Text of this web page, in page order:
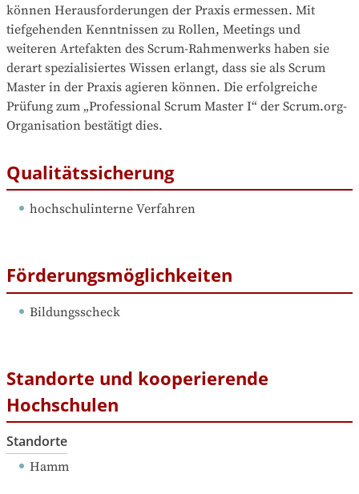
können Herausforderungen der Praxis ermessen. Mit
tiefgehenden Kenntnissen zu Rollen, Meetings und
weiteren Artefakten des Scrum-Rahmenwerks haben sie
derart spezialisiertes Wissen erlangt, dass sie als Scrum
Master in der Praxis agieren können. Die erfolgreiche
Prüfung zum „Professional Scrum Master I“ der Scrum.org-
Organisation bestätigt dies.
Qualitätssicherung
hochschulinterne Verfahren
Förderungsmöglichkeiten
Bildungsscheck
Standorte und kooperierende
Hochschulen
Standorte
Hamm